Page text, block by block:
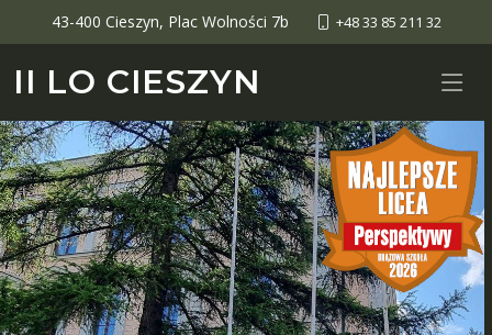
43-400 Cieszyn, Plac Wolności 7b +48 33 85 211 32
II LO CIESZYN